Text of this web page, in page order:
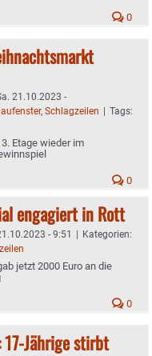
0
21.10.2023 -
, Schlagzeilen | Tags:
Etage wieder im
0
engagiert in Rott
- 9:51 | Kategorien:
jetzt 2000 Euro an die
0
Jährige stirbt